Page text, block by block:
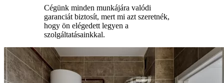
Cégünk minden munkájára valódi
garanciát biztosít, mert mi azt szeretnék,
hogy ön elégedett legyen a
szolgáltatásainkkal.